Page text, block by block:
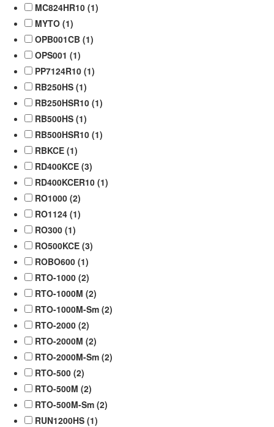
MC824HR10 (1)
MYTO (1)
OPB001CB (1)
OPS001 (1)
PP7124R10 (1)
RB250HS (1)
RB250HSR10 (1)
RB500HS (1)
RB500HSR10 (1)
RBKCE (1)
RD400KCE (3)
RD400KCER10 (1)
RO1000 (2)
RO1124 (1)
RO300 (1)
RO500KCE (3)
ROBO600 (1)
RTO-1000 (2)
RTO-1000M (2)
RTO-1000M-Sm (2)
RTO-2000 (2)
RTO-2000M (2)
RTO-2000M-Sm (2)
RTO-500 (2)
RTO-500M (2)
RTO-500M-Sm (2)
RUN1200HS (1)